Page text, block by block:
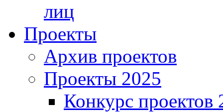
лиц
Проекты
Архив проектов
Проекты 2025
Конкурс проектов